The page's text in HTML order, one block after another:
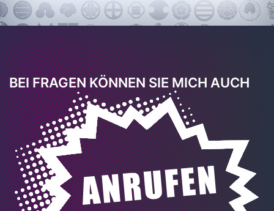
BEI FRAGEN KÖNNEN SIE MICH AUCH